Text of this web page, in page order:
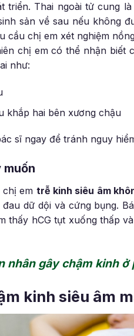
triển. Thai ngoài tử cung
sản về sau nếu không
cầu chị em xét nghiệm
chị em có thể nhận biết
như:
khắp hai bên xương chậu
sĩ ngay để tránh nguy
muốn
chị em trễ kinh siêu âm
dữ dội và cứng bụng.
thấy hCG tụt xuống thấp
nhân gây chậm kinh ở
kinh siêu âm